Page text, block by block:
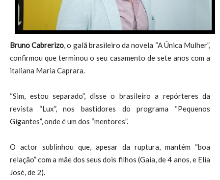
Bruno Cabrerizo, o galã brasileiro da novela “A Única Mulher”,
confirmou que terminou o seu casamento de sete anos com a
italiana Maria Caprara.
“Sim, estou separado”, disse o brasileiro a repórteres da
revista “Lux”, nos bastidores do programa “Pequenos
Gigantes”, onde é um dos “mentores”.
O actor sublinhou que, apesar da ruptura, mantém “boa
relação” com a mãe dos seus dois filhos (Gaia, de 4 anos, e Elia
José, de 2).